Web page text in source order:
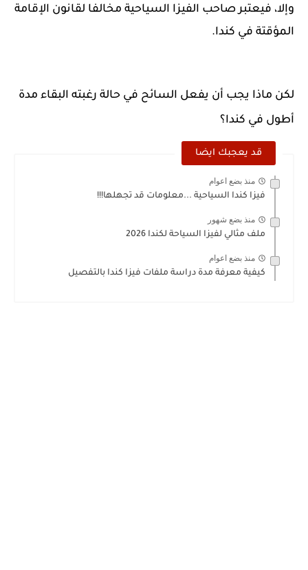
وإلا، فيعتبر صاحب الفيزا السياحية مخالفا لقانون الإقامة
المؤقتة في كندا.
لكن ماذا يجب أن يفعل السائح في حالة رغبته البقاء مدة
أطول في كندا؟
قد يعجبك ايضا
منذ بضع اعوام
فيزا كندا السياحية ...معلومات قد تجهلها!!!
منذ بضع شهور
ملف مثالي لفيزا السياحة لكندا 2026
منذ بضع اعوام
كيفية معرفة مدة دراسة ملفات فيزا كندا بالتفصيل